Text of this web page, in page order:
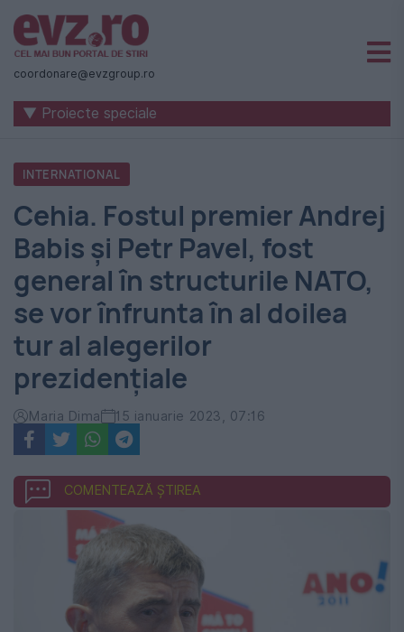
Știri
naționale
internaționale
România
-
Evenimentul
Zilei
coordonare@evzgroup.ro
▼ Proiecte speciale
INTERNATIONAL
Cehia. Fostul premier Andrej
Babis şi Petr Pavel, fost
general în structurile NATO,
se vor înfrunta în al doilea
tur al alegerilor
prezidenţiale
Maria Dima 15 ianuarie 2023, 07:16
COMENTEAZĂ ȘTIREA